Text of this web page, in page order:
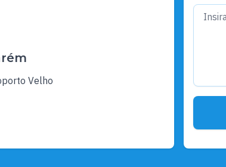
Velho